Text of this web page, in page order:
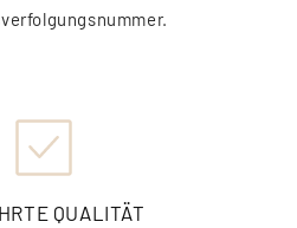
QUALITÄT